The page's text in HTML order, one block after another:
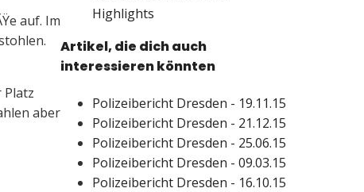
auf. Im
Platz
aber
Highlights
Artikel, die dich auch
interessieren könnten
Polizeibericht Dresden - 19.11.15
Polizeibericht Dresden - 21.12.15
Polizeibericht Dresden - 25.06.15
Polizeibericht Dresden - 09.03.15
Polizeibericht Dresden - 16.10.15